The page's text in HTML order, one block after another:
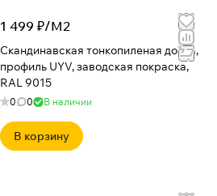
1 499 ₽/М2
Скандинавская тонкопиленая доска,
профиль UYV, заводская покраска,
RAL 9015
0 0 В наличии
В корзину